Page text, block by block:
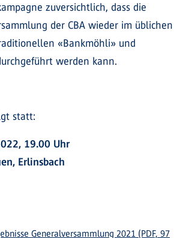
zuversichtlich, dass die
der CBA wieder im üblichen
«Bankmöhli» und
werden kann.
statt:
19.00 Uhr
Erlinsbach
Generalversammlung 2021 (PDF, 97